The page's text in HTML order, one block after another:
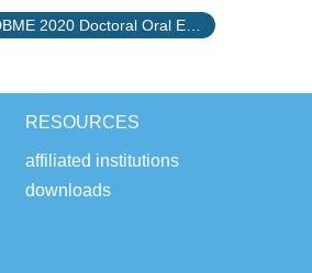
RESOURCES
affiliated institutions
downloads